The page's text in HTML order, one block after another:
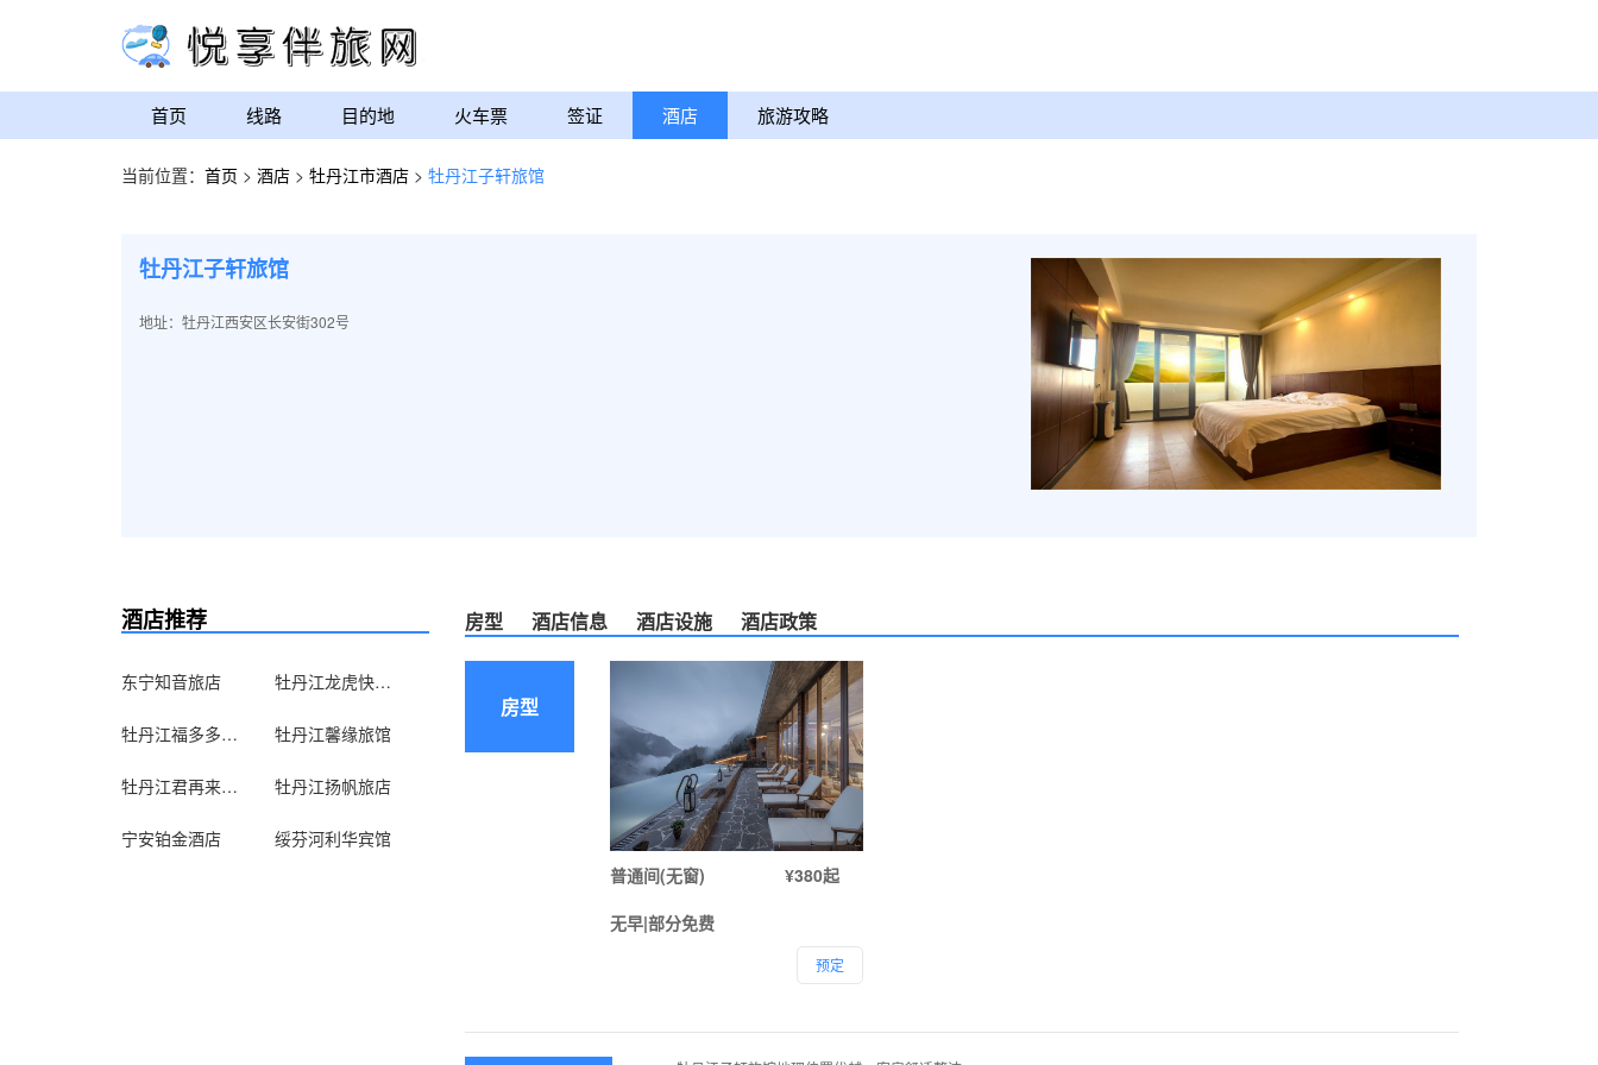
首页 线路 目的地 火车票 签证 酒店 旅游攻略
当前位置： 首页 > 酒店 > 牡丹江市酒店 > 牡丹江子轩旅馆
牡丹江子轩旅馆
地址：牡丹江西安区长安街302号
酒店推荐
东宁知音旅店 牡丹江龙虎快捷旅馆(东五店)
牡丹江福多多驿馆 牡丹江馨缘旅馆
牡丹江君再来旅店 牡丹江扬帆旅店
宁安铂金酒店 绥芬河利华宾馆
房型 酒店信息 酒店设施 酒店政策
房型
普通间(无窗)
¥380起
无早|部分免费
预定